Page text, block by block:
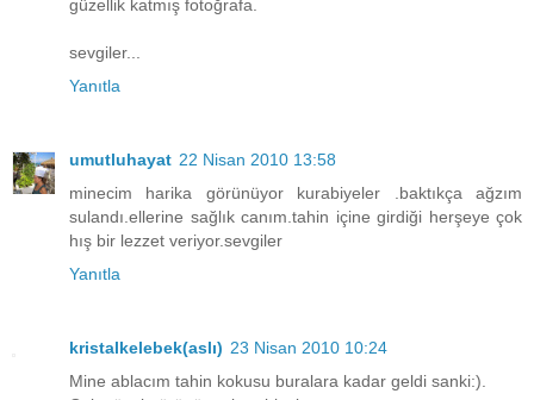
güzellik katmış fotoğrafa.
sevgiler...
Yanıtla
umutluhayat 22 Nisan 2010 13:58
minecim harika görünüyor kurabiyeler .baktıkça ağzım
sulandı.ellerine sağlık canım.tahin içine girdiği herşeye çok
hış bir lezzet veriyor.sevgiler
Yanıtla
kristalkelebek(aslı) 23 Nisan 2010 10:24
Mine ablacım tahin kokusu buralara kadar geldi sanki:).